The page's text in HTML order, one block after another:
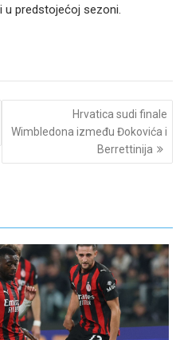
u predstojećoj sezoni.
Hrvatica sudi finale
Wimbledona između Đokovića i
Berrettinija